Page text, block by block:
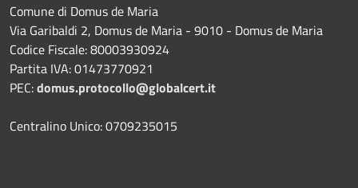
Comune di Domus de Maria
Via Garibaldi 2, Domus de Maria - 9010 - Domus de Maria
Codice Fiscale: 80003930924
Partita IVA: 01473770921
PEC:domus.protocollo@globalcert.it
Centralino Unico: 0709235015